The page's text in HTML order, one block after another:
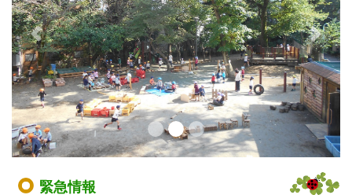
令和９年度入園募集について
令和９年度入園の説明会を開催します。
日時：令和８年９月９日（水）１０：３０～１１：
３０
場所：港区立白金台幼稚園 ホール
・予約は不要です。